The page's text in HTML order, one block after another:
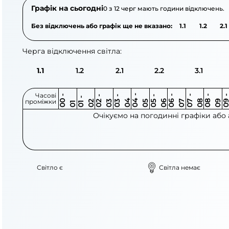
Графік на сьогодні0 з 12 черг мають години відключень.
Без відключень або графік ще не вказано: 1.1 1.2 2.1
Черга відключення світла:
1.1 1.2 2.1 2.2 3.1
Часові
проміжки 0
0
-
0 1 0
1
-
0 2 0 2
-
0 3 0 3
-
0 4 0 4
-
0 5 0 5
-
0 6 0 6
-
0 7 0 7
-
0 8 0 8
-
0 9 0
9
-
1
Очікуємо на погодинні графіки
Світло є Світла немає